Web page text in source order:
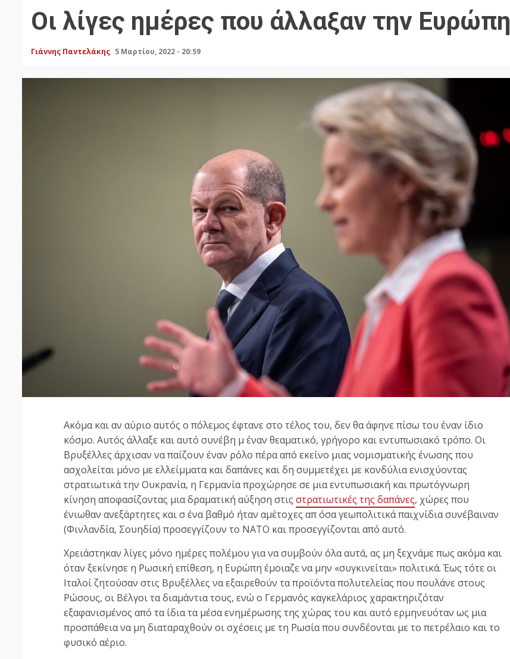
Οι λίγες ημέρες που άλλαξαν την Ευρώπη
Γιάννης Παντελάκης 5 Μαρτίου, 2022 - 20:59
Ακόμα και αν αύριο αυτός ο πόλεμος έφτανε στο τέλος του, δεν θα άφηνε πίσω του έναν ίδιο
κόσμο. Αυτός άλλαξε και αυτό συνέβη μ έναν θεαματικό, γρήγορο και εντυπωσιακό τρόπο. Οι
Βρυξέλλες άρχισαν να παίζουν έναν ρόλο πέρα από εκείνο μιας νομισματικής ένωσης που
ασχολείται μόνο με ελλείμματα και δαπάνες και δη συμμετέχει με κονδύλια ενισχύοντας
στρατιωτικά την Ουκρανία, η Γερμανία προχώρησε σε μια εντυπωσιακή και πρωτόγνωρη
κίνηση αποφασίζοντας μια δραματική αύξηση στις στρατιωτικές της δαπάνες, χώρες που
ένιωθαν ανεξάρτητες και σ ένα βαθμό ήταν αμέτοχες απ όσα γεωπολιτικά παιχνίδια συνέβαιναν
(Φινλανδία, Σουηδία) προσεγγίζουν το ΝΑΤΟ και προσεγγίζονται από αυτό.
Χρειάστηκαν λίγες μόνο ημέρες πολέμου για να συμβούν όλα αυτά, ας μη ξεχνάμε πως ακόμα και
όταν ξεκίνησε η Ρωσική επίθεση, η Ευρώπη έμοιαζε να μην «συγκινείται» πολιτικά. Έως τότε οι
Ιταλοί ζητούσαν στις Βρυξέλλες να εξαιρεθούν τα προϊόντα πολυτελείας που πουλάνε στους
Ρώσους, οι Βέλγοι τα διαμάντια τους, ενώ ο Γερμανός καγκελάριος χαρακτηριζόταν
εξαφανισμένος από τα ίδια τα μέσα ενημέρωσης της χώρας του και αυτό ερμηνευόταν ως μια
προσπάθεια να μη διαταραχθούν οι σχέσεις με τη Ρωσία που συνδέονται με το πετρέλαιο και το
φυσικό αέριο.